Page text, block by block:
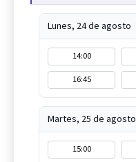
Lunes, 24 de agosto
14:00
16:45
Martes, 25 de agosto
15:00